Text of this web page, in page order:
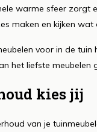
warme sfeer
maken en kijken
voor in de
het liefste
kies jij
van je